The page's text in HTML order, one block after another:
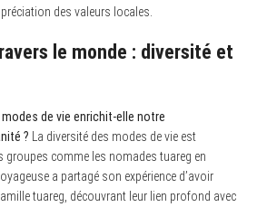
des valeurs locales.
le monde : diversité et
de vie enrichit-elle notre
? La diversité des modes de vie est
groupes comme les nomades tuareg en
a partagé son expérience d’avoir
tuareg, découvrant leur lien profond avec